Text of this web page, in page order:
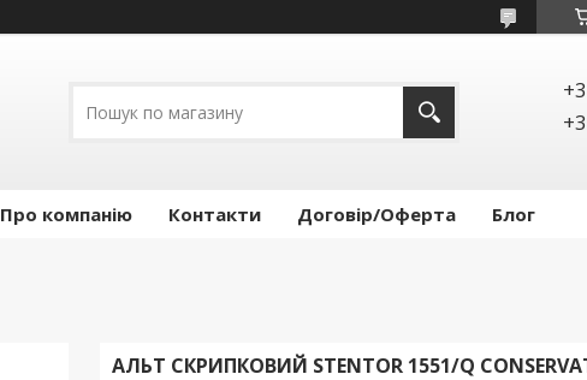
Про компанію Контакти Договір/Оферта Блог
АЛЬТ СКРИПКОВИЙ STENTOR 1551/Q